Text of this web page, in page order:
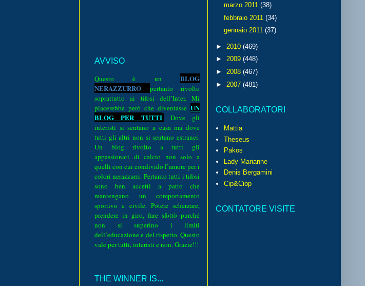
AVVISO
Questo è un BLOG
NERAZZURRO pertanto rivolto
soprattutto ai tifosi dell’Inter. Mi
piacerebbe però che diventasse UN
BLOG PER TUTTI.
Dove gli
interisti si sentano a casa ma dove
tutti gli altri non si sentano estranei.
Un blog rivolto a tutti gli
appassionati di calcio non solo a
quelli con cui condivido l’amore per i
colori nerazzurri. Pertanto tutti i tifosi
sono ben accetti a patto che
mantengano un comportamento
sportivo e civile. Potete scherzare,
prendere in giro, fare sfottò purché
non si superino i limiti
dell’educazione e del rispetto. Questo
vale per tutti, interisti e non. Grazie!!!
THE WINNER IS...
marzo 2011 (38)
febbraio 2011 (34)
gennaio 2011 (37)
► 2010 (469)
► 2009 (448)
► 2008 (467)
► 2007 (481)
COLLABORATORI
Mattia
Theseus
Pakos
Lady Marianne
Denis Bergamini
Cip&Ciop
CONTATORE VISITE